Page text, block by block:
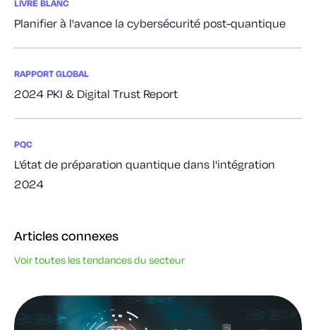
LIVRE BLANC
Planifier à l'avance la cybersécurité post-quantique
RAPPORT GLOBAL
2024 PKI & Digital Trust Report
PQC
L'état de préparation quantique dans l'intégration
2024
Articles connexes
Voir toutes les tendances du secteur